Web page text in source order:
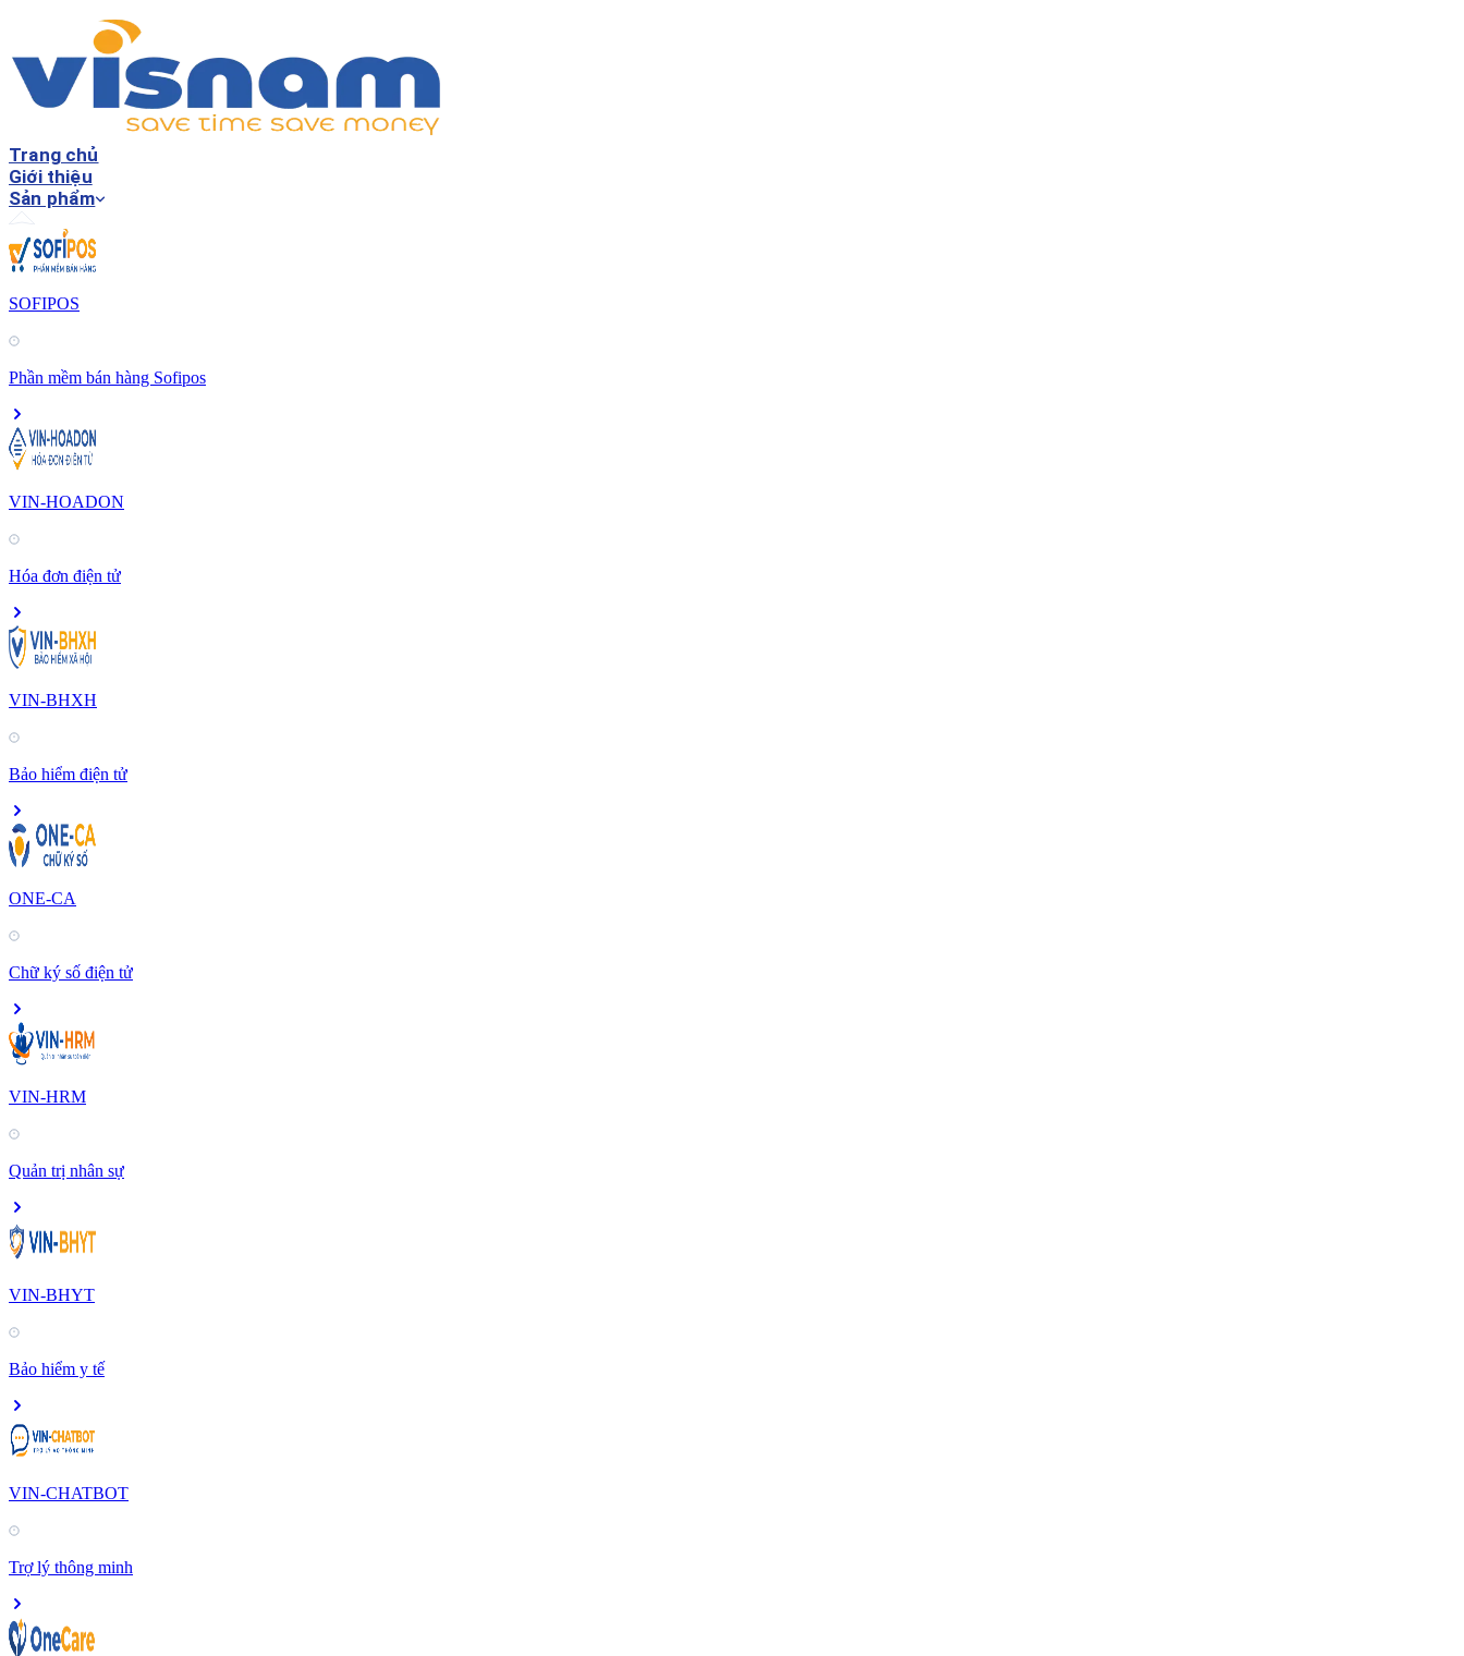
Trang chủ
Giới thiệu
Sản phẩm
SOFIPOS
Phần mềm bán hàng Sofipos
VIN-HOADON
Hóa đơn điện tử
VIN-BHXH
Bảo hiểm điện tử
ONE-CA
Chữ ký số điện tử
VIN-HRM
Quản trị nhân sự
VIN-BHYT
Bảo hiểm y tế
VIN-CHATBOT
Trợ lý thông minh